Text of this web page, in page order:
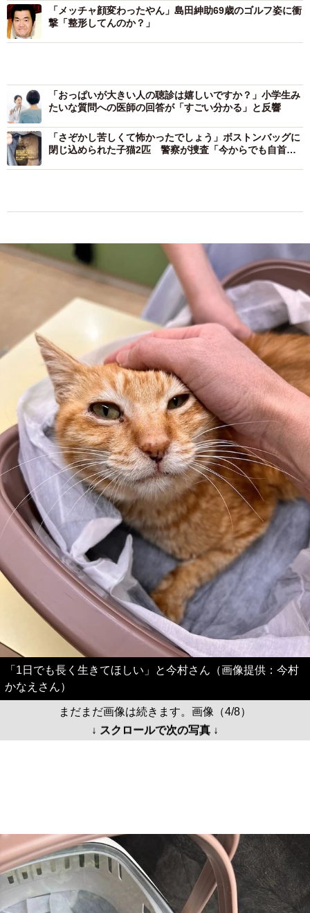
「メッチャ顔変わったやん」島田紳助69歳のゴルフ姿に衝
撃「整形してんのか？」
「さぞかし苦しくて怖かったでしょう」ボストンバッグに
閉じ込められた子猫2匹 警察が捜査「今からでも自首し
て謝って」
「1日でも長く生きてほしい」と今村さん（画像提供：今村
かなえさん）
まだまだ画像は続きます。画像（4/8）
↓ スクロールで次の写真 ↓